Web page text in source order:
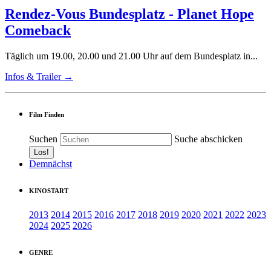
Rendez-Vous Bundesplatz - Planet Hope
Comeback
Täglich um 19.00, 20.00 und 21.00 Uhr auf dem Bundesplatz in...
Infos & Trailer →
Film Finden
Suchen Suche abschicken
Demnächst
KINOSTART
2013 2014 2015 2016 2017 2018 2019 2020 2021 2022 2023
2024 2025 2026
GENRE